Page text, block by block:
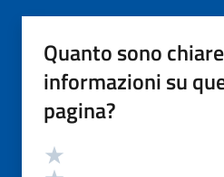
Quanto sono
informazioni su
pagina?
Valutazione